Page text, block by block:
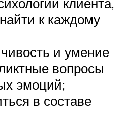
к каждому
и умение
вопросы
эмоций;
в составе